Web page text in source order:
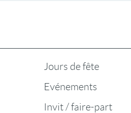
Jours de fête
Evénements
Invit / faire-part